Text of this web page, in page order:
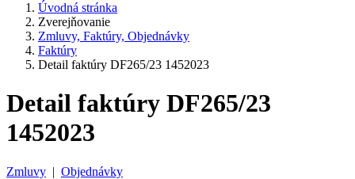
Úvodná stránka
Zverejňovanie
Zmluvy, Faktúry, Objednávky
Faktúry
Detail faktúry DF265/23 1452023
Detail faktúry DF265/23
1452023
Zmluvy | Objednávky